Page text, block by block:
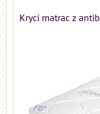
Krycí matrac z